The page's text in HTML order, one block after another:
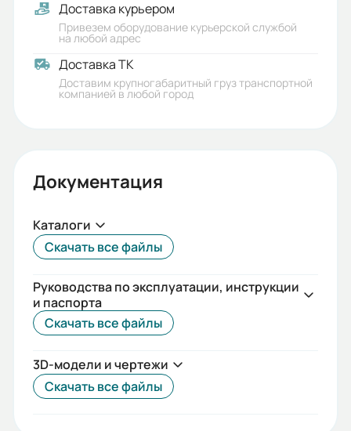
15
Количество ступеней:
одноступенчатый
электродвигателю (РАМ):
Гарантия, лет:
1
Срок службы, лет:
5
1.2
Доставка курьером
Привезем оборудование курьерской службой
на любой адрес
Доставка ТК
Доставим крупногабаритный груз транспортной
компанией в любой город
Документация
Каталоги
Скачать все файлы
Руководства по эксплуатации, инструкции
и паспорта
Скачать все файлы
3D-модели и чертежи
Скачать все файлы